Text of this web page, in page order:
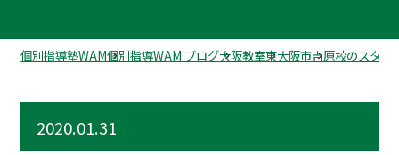
個別指導塾WAM個別指導WAM ブログ大阪教室東大阪市吉原校のスタッ
2020.01.31